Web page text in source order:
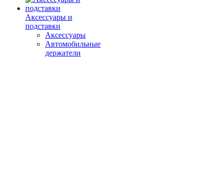
Аксессуары и
подставки
Аксессуары
Автомобильные
держатели